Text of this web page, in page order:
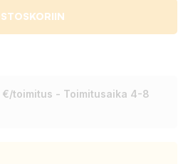
toimitus - Toimitusaika 4-8